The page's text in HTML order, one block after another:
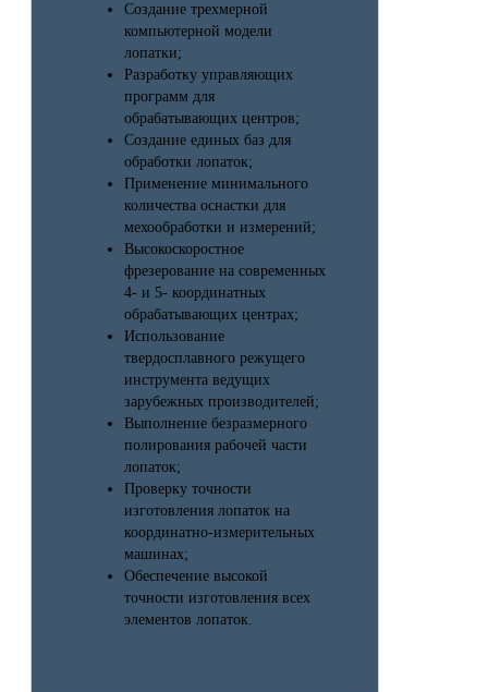
Создание трехмерной
компьютерной модели
лопатки;
Разработку управляющих
программ для
обрабатывающих центров;
Создание единых баз для
обработки лопаток;
Применение минимального
количества оснастки для
мехообработки и измерений;
Высокоскоростное
фрезерование на современных
4- и 5- координатных
обрабатывающих центрах;
Использование
твердосплавного режущего
инструмента ведущих
зарубежных производителей;
Выполнение безразмерного
полирования рабочей части
лопаток;
Проверку точности
изготовления лопаток на
координатно-измерительных
машинах;
Обеспечение высокой
точности изготовления всех
элементов лопаток.